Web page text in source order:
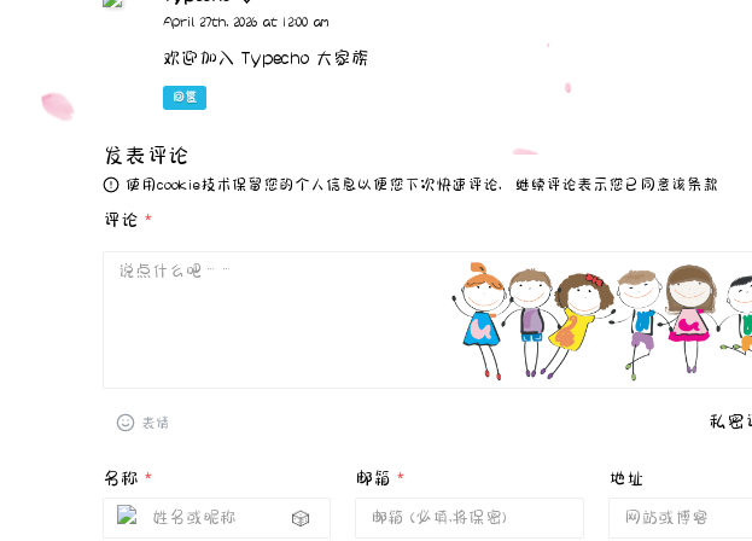
April 27th, 2026 at 12:00 am
欢迎加入 Typecho 大家族
回复
发表评论
使用cookie技术保留您的个人信息以便您下次快速评论，继续评论表示您已同意该条款
评论 *
表情 私密
名称 *
🎲
邮箱* 地址